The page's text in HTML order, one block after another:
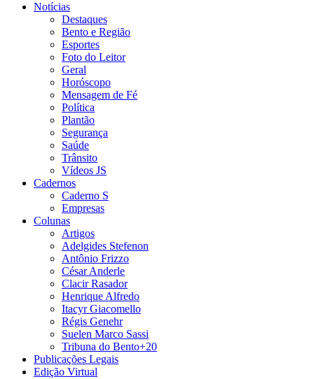
Notícias
Destaques
Bento e Região
Esportes
Foto do Leitor
Geral
Horóscopo
Mensagem de Fé
Política
Plantão
Segurança
Saúde
Trânsito
Vídeos JS
Cadernos
Caderno S
Empresas
Colunas
Artigos
Adelgides Stefenon
Antônio Frizzo
César Anderle
Clacir Rasador
Henrique Alfredo
Itacyr Giacomello
Régis Genehr
Suelen Marco Sassi
Tribuna do Bento+20
Publicações Legais
Edição Virtual